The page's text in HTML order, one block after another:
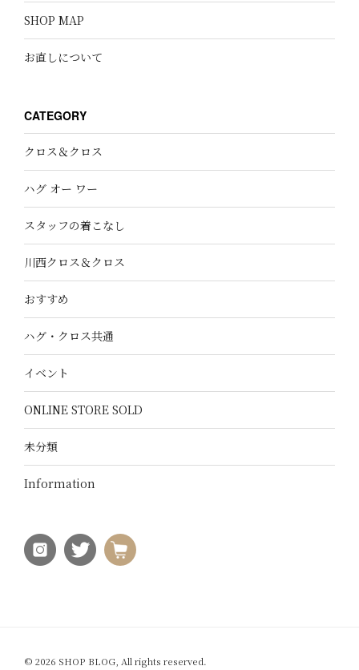
SHOP MAP
お直しについて
CATEGORY
クロス＆クロス
ハグ オー ワー
スタッフの着こなし
川西クロス＆クロス
おすすめ
ハグ・クロス共通
イベント
ONLINE STORE SOLD
未分類
Information
© 2026 SHOP BLOG, All rights reserved.